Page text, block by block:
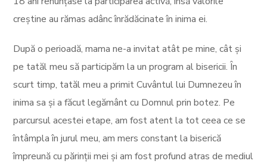
creștine au rămas adânc înrădăcinate în inima ei.
După o perioadă, mama ne-a invitat atât pe mine, cât și
pe tatăl meu să participăm la un program al bisericii. În
scurt timp, tatăl meu a primit Cuvântul lui Dumnezeu în
inima sa și a făcut legământ cu Domnul prin botez. Pe
parcursul acestei etape, am fost atent la tot ceea ce se
întâmpla în jurul meu, am mers constant la biserică
împreună cu părinții mei și am fost profund atras de mediul